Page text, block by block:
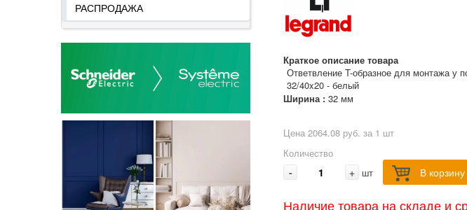
РАСПРОДАЖА
Краткое описание товара
Ответвление T-образное для монтажа у
32/40x20 - белый
Ширина :32 мм
Цена 2064.08 руб. за 1 шт
Количество
- + шт В корзину
Наличие товара на складе и